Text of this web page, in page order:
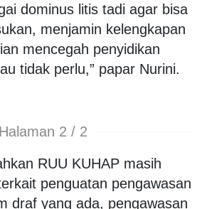
dominus litis tadi agar bisa
menjamin kelengkapan
mencegah penyidikan
tidak perlu,” papar Nurini.
Halaman 2 / 2
RUU KUHAP masih
penguatan pengawasan
draf yang ada, pengawasan